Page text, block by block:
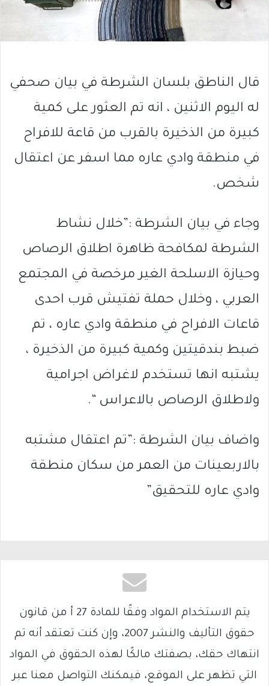
قال الناطق بلسان الشرطة في بيان صحفي
له اليوم الاثنين ، انه تم العثور على كمية
كبيرة من الذخيرة بالقرب من قاعة للافراح
في منطقة وادي عاره مما اسفر عن اعتقال
شخص.
وجاء في بيان الشرطة :”خلال نشاط
الشرطة لمكافحة ظاهرة اطلاق الرصاص
وحيازة الاسلحة الغير مرخصة في المجتمع
العربي ، وخلال حملة تفتيش قرب احدى
قاعات الافراح في منطقة وادي عاره ، تم
ضبط بندقيتين وكمية كبيرة من الذخيرة ،
يشتبه انها تستخدم لاغراض اجرامية
ولاطلاق الرصاص بالاعراس “.
واضاف بيان الشرطة :”تم اعتقال مشتبه
بالاربعينات من العمر من سكان منطقة
وادي عاره للتحقيق”
يتم الاستخدام المواد وفقًا للمادة 27 أ من قانون
حقوق التأليف والنشر 2007، وإن كنت تعتقد أنه تم
انتهاك حقك، بصفتك مالكًا لهذه الحقوق في المواد
التي تظهر على الموقع، فيمكنك التواصل معنا عبر